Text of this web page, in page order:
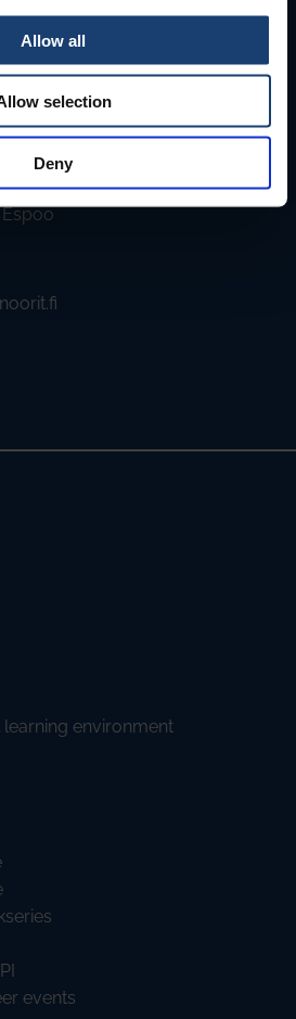
Allow all
selection
Deny
ry
Espoo
environment
events